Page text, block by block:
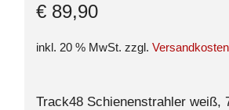
€ 89,90
inkl. 20 % MwSt. zzgl. Versandkosten
Track48 Schienenstrahler weiß,